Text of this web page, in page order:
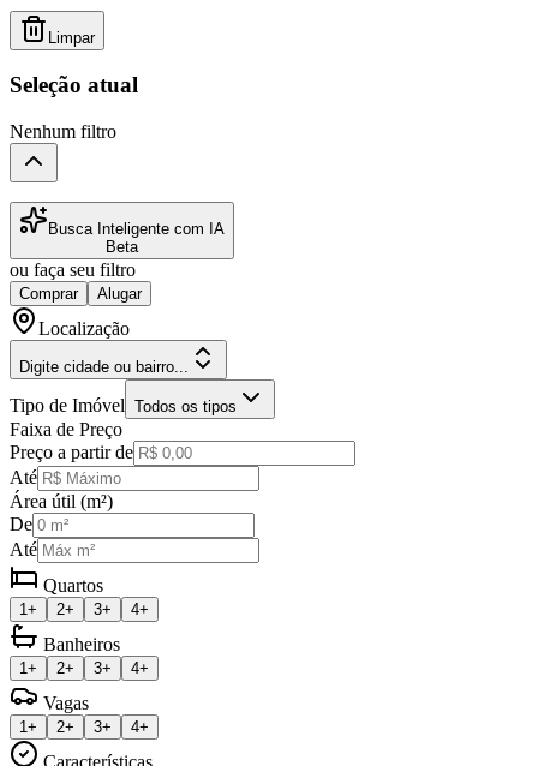
Limpar
Seleção atual
Nenhum filtro
Busca Inteligente com IA
Beta
ou faça seu filtro
Comprar Alugar
Localização
Digite cidade ou bairro...
Tipo de Imóvel Todos os tipos
Faixa de Preço
Preço a partir de
Até
Área útil (m²)
De
Até
Quartos
1+ 2+ 3+ 4+
Banheiros
1+ 2+ 3+ 4+
Vagas
1+ 2+ 3+ 4+
Características